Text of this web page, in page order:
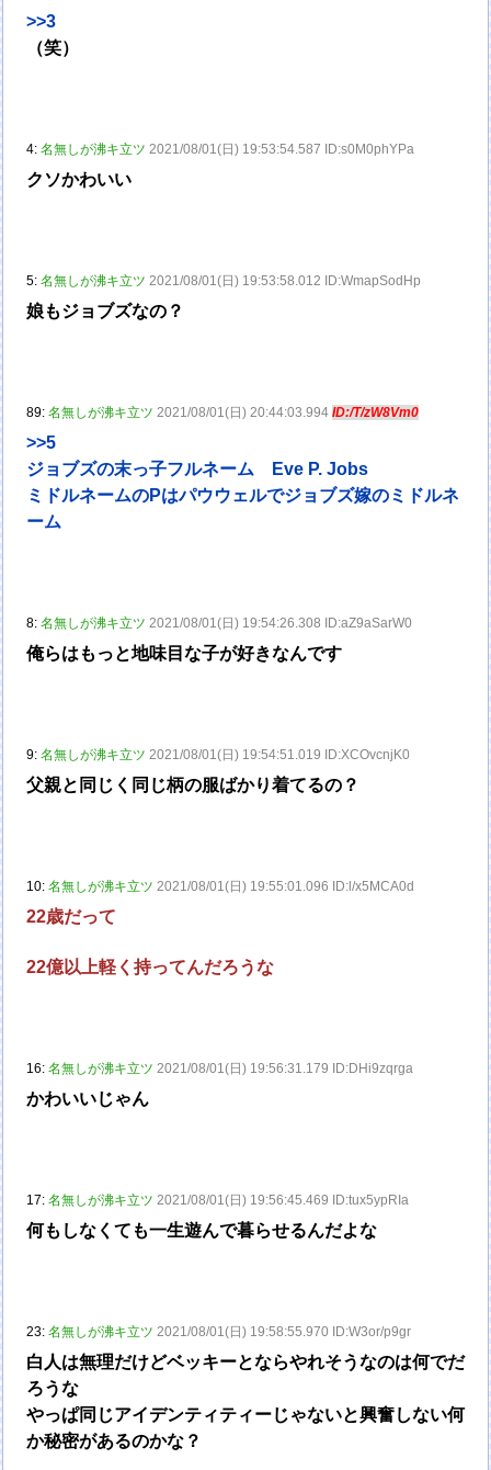
>>3
（笑）
4:名無しが沸キ立ツ 2021/08/01(日) 19:53:54.587 ID:s0M0phYPa
クソかわいい
5:名無しが沸キ立ツ 2021/08/01(日) 19:53:58.012 ID:WmapSodHp
娘もジョブズなの？
89:名無しが沸キ立ツ 2021/08/01(日) 20:44:03.994ID:/T/zW8Vm0
>>5
ジョブズの末っ子フルネーム Eve P. Jobs
ミドルネームのPはパウウェルでジョブズ嫁のミドルネ
ーム
8:名無しが沸キ立ツ 2021/08/01(日) 19:54:26.308 ID:aZ9aSarW0
俺らはもっと地味目な子が好きなんです
9:名無しが沸キ立ツ 2021/08/01(日) 19:54:51.019 ID:XCOvcnjK0
父親と同じく同じ柄の服ばかり着てるの？
10:名無しが沸キ立ツ 2021/08/01(日) 19:55:01.096 ID:l/x5MCA0d
22歳だって
22億以上軽く持ってんだろうな
16:名無しが沸キ立ツ 2021/08/01(日) 19:56:31.179 ID:DHi9zqrga
かわいいじゃん
17:名無しが沸キ立ツ 2021/08/01(日) 19:56:45.469 ID:tux5ypRIa
何もしなくても一生遊んで暮らせるんだよな
23:名無しが沸キ立ツ 2021/08/01(日) 19:58:55.970 ID:W3or/p9gr
白人は無理だけどベッキーとならやれそうなのは何でだ
ろうな
やっぱ同じアイデンティティーじゃないと興奮しない何
か秘密があるのかな？